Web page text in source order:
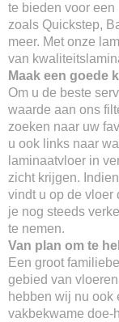
te bieden voor
zoals Quickstep,
meer. Met onze
van
Maak een goede
Om u de beste
waarde aan ons
zoeken naar uw
u ook links naar
laminaatvloer in
zicht krijgen.
vindt u op de vloer
je nog steeds
te nemen.
Van plan om te
Een groot
gebied van
hebben wij nu ook
vakbekwame doe-